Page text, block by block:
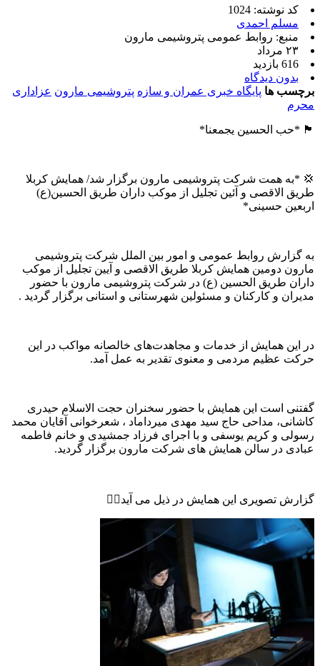
کد نوشته: 1024
مسلم احمدی
منبع: روابط عمومی پتروشیمی مارون
۲۳ مرداد
616 بازدید
بدون دیدگاه
برچسب ها پایگاه خبری عمران و سازه پتروشیمی مارون عزاداری
محرم
🏴 *حب الحسین یجمعنا*
💢 *به همت شرکت پتروشیمی مارون برگزار شد/ همایش کربلا
طریق الاقصی و آئین تجلیل از موکب داران طریق الحسین(ع)
اربعین حسینی*
به گزارش روابط عمومی و امور بین الملل شرکت پتروشیمی
مارون دومین همایش کربلا طریق الاقصی و آیین تجلیل از موکب
داران طریق الحسین (ع) در شرکت پتروشیمی مارون با حضور
مدیران و کارکنان و مسئولین شهرستانی و استانی برگزار گردید .
در این همایش از خدمات و مجاهدت‌های خالصانه مواکب در این
حرکت عظیم مردمی و معنوی تقدیر به عمل آمد.
گفتنی است این همایش با حضور سخنران حجت الاسلام حیدری
کاشانی، مداحی حاج سید مهدی میرداماد ، شعرخوانی آقایان محمد
رسولی و کریم یوسفی و با اجرای فرزاد جمشیدی و خانم فاطمه
عبادی در سالن همایش های شرکت مارون برگزار گردید.
گزارش تصویری این همایش در ذیل می آید👇🏻